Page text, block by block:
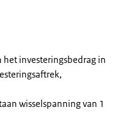
investeringsbedrag in
wisselspanning van 1